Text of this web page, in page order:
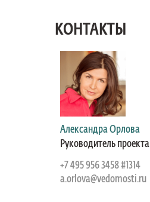
КОНТАКТЫ
Александра Орлова
Руководитель проекта
+7 495 956 3458 #1314
a.orlova@vedomosti.ru